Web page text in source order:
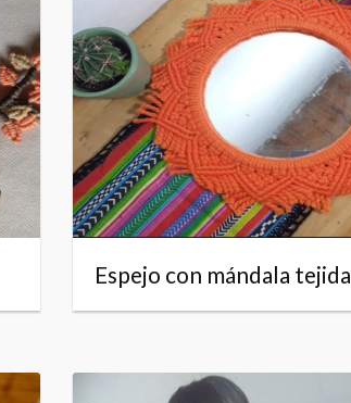
Espejo con mándala tejida